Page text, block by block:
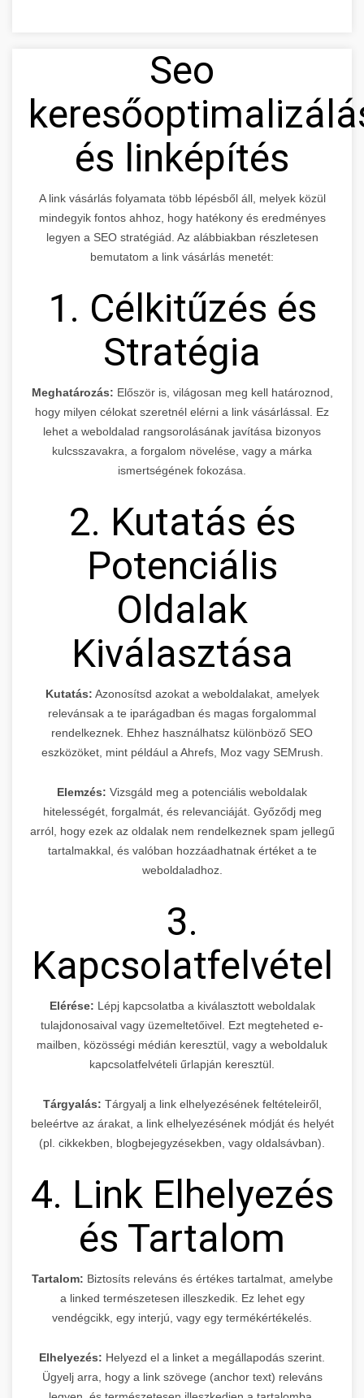
Seo
és linképítés
A link vásárlás folyamata több lépésből áll, melyek közül
mindegyik fontos ahhoz, hogy hatékony és eredményes
legyen a SEO stratégiád. Az alábbiakban részletesen
bemutatom a link vásárlás menetét:
1. Célkitűzés és
Stratégia
Meghatározás: Először is, világosan meg kell határoznod,
hogy milyen célokat szeretnél elérni a link vásárlással. Ez
lehet a weboldalad rangsorolásának javítása bizonyos
kulcsszavakra, a forgalom növelése, vagy a márka
ismertségének fokozása.
2. Kutatás és
Potenciális
Oldalak
Kiválasztása
Kutatás: Azonosítsd azokat a weboldalakat, amelyek
relevánsak a te iparágadban és magas forgalommal
rendelkeznek. Ehhez használhatsz különböző SEO
eszközöket, mint például a Ahrefs, Moz vagy SEMrush.
Elemzés: Vizsgáld meg a potenciális weboldalak
hitelességét, forgalmát, és relevanciáját. Győződj meg
arról, hogy ezek az oldalak nem rendelkeznek spam jellegű
tartalmakkal, és valóban hozzáadhatnak értéket a te
weboldaladhoz.
3.
Kapcsolatfelvétel
Elérése: Lépj kapcsolatba a kiválasztott weboldalak
tulajdonosaival vagy üzemeltetőivel. Ezt megteheted e-
mailben, közösségi médián keresztül, vagy a weboldaluk
kapcsolatfelvételi űrlapján keresztül.
Tárgyalás: Tárgyalj a link elhelyezésének feltételeiről,
beleértve az árakat, a link elhelyezésének módját és helyét
(pl. cikkekben, blogbejegyzésekben, vagy oldalsávban).
4. Link Elhelyezés
és Tartalom
Tartalom: Biztosíts releváns és értékes tartalmat, amelybe
a linked természetesen illeszkedik. Ez lehet egy
vendégcikk, egy interjú, vagy egy termékértékelés.
Elhelyezés: Helyezd el a linket a megállapodás szerint.
Ügyelj arra, hogy a link szövege (anchor text) releváns